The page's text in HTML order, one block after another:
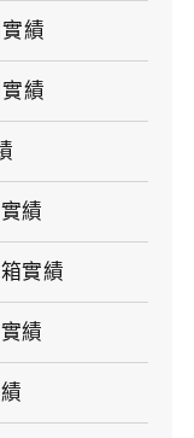
績
績
績
實績
績